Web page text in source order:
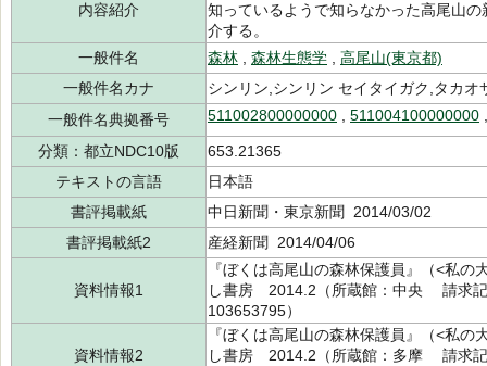
内容紹介
知っているようで知らなかった高尾山
介する。
一般件名
森林 森林生態学
高尾山(東京都)
一般件名カナ
シンリン,シンリン セイタイガク,タカオ
一般件名典拠番号
511002800000000 511004100000000
分類：都立NDC10版
653.21365
テキストの言語
日本語
書評掲載紙
中日新聞・東京新聞 2014/03/02
書評掲載紙2
産経新聞 2014/04/06
資料情報1
『ぼくは高尾山の森林保護員』（<私
し書房 2014.2（所蔵館：中央 請求
103653795）
資料情報2
『ぼくは高尾山の森林保護員』（<私
し書房 2014.2（所蔵館：多摩 請求